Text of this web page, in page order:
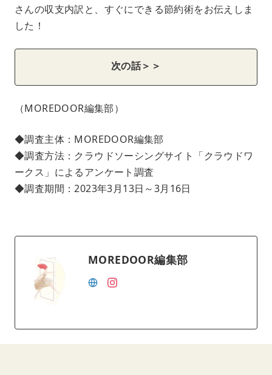
さんの収支内訳と、すぐにできる節約術をお伝えしま
した！
次の話＞＞
（MOREDOOR編集部）
◆調査主体：MOREDOOR編集部
◆調査方法：クラウドソーシングサイト「クラウドワ
ークス」によるアンケート調査
◆調査期間：2023年3月13日～3月16日
MOREDOOR編集部